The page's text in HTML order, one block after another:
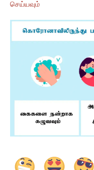
செய்யவும்